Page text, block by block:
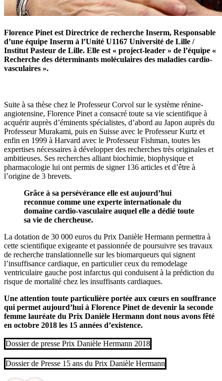
Florence Pinet est Directrice de recherche Inserm, Responsable
d’une équipe Inserm à l’Unité U1167 Université de Lille /
Institut Pasteur de Lille. Elle est « project-leader » de l’équipe «
Recherche des déterminants moléculaires des maladies cardio-
vasculaires ».
Suite à sa thèse chez le Professeur Corvol sur le système rénine-
angiotensine, Florence Pinet a consacré toute sa vie scientifique à
acquérir auprès d’éminents spécialistes, d’abord au Japon auprès du
Professeur Murakami, puis en Suisse avec le Professeur Kurtz et
enfin en 1999 à Harvard avec le Professeur Fishman, toutes les
expertises nécessaires à développer des recherches très originales et
ambitieuses. Ses recherches alliant biochimie, biophysique et
pharmacologie lui ont permis de signer 136 articles et d’être à
l’origine de 3 brevets.
Grâce à sa persévérance elle est aujourd’hui
reconnue comme une experte internationale du
domaine cardio-vasculaire auquel elle a dédié toute
sa vie de chercheuse.
La dotation de 30 000 euros du Prix Danièle Hermann permettra à
cette scientifique exigeante et passionnée de poursuivre ses travaux
de recherche translationnelle sur les biomarqueurs qui signent
l’insuffisance cardiaque, en particulier ceux du remodelage
ventriculaire gauche post infarctus qui conduisent à la prédiction du
risque de mortalité chez les insuffisants cardiaques.
Une attention toute particulière portée aux cœurs en souffrance
qui permet aujourd’hui à Florence Pinet de devenir la seconde
femme lauréate du Prix Danièle Hermann dont nous avons fêté
en octobre 2018 les 15 années d’existence.
Dossier de presse Prix Danièle Hermann 2018
Dossier de Presse 15 ans du Prix Danièle Hermann